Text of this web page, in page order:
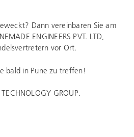
Dann vereinbaren Sie am
ENGINEERS PVT. LTD,
vor Ort.
bald in Pune zu treffen!
TECHNOLOGY GROUP.